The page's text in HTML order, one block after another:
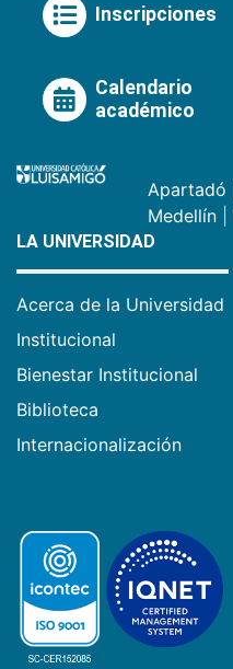
Inscripciones
Calendario
académico
Apartadó
Medellín
LA UNIVERSIDAD
Acerca de la Universidad
Institucional
Bienestar Institucional
Biblioteca
Internacionalización